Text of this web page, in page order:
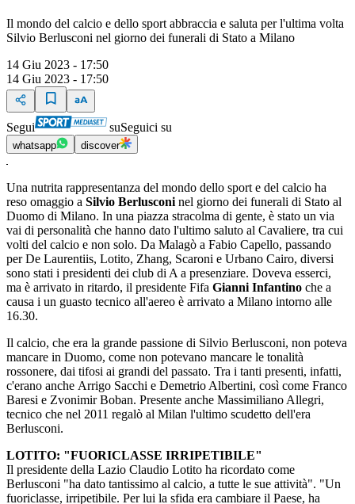
Il mondo del calcio e dello sport abbraccia e saluta per l'ultima volta
Silvio Berlusconi nel giorno dei funerali di Stato a Milano
14 Giu 2023 - 17:50
14 Giu 2023 - 17:50
Segui suSeguici su
whatsapp discover
Una nutrita rappresentanza del mondo dello sport e del calcio ha
reso omaggio a Silvio Berlusconi nel giorno dei funerali di Stato al
Duomo di Milano. In una piazza stracolma di gente, è stato un via
vai di personalità che hanno dato l'ultimo saluto al Cavaliere, tra cui
volti del calcio e non solo. Da Malagò a Fabio Capello, passando
per De Laurentiis, Lotito, Zhang, Scaroni e Urbano Cairo, diversi
sono stati i presidenti dei club di A a presenziare. Doveva esserci,
ma è arrivato in ritardo, il presidente Fifa Gianni Infantino che a
causa i un guasto tecnico all'aereo è arrivato a Milano intorno alle
16.30.
Il calcio, che era la grande passione di Silvio Berlusconi, non poteva
mancare in Duomo, come non potevano mancare le tonalità
rossonere, dai tifosi ai grandi del passato. Tra i tanti presenti, infatti,
c'erano anche Arrigo Sacchi e Demetrio Albertini, così come Franco
Baresi e Zvonimir Boban. Presente anche Massimiliano Allegri,
tecnico che nel 2011 regalò al Milan l'ultimo scudetto dell'era
Berlusconi.
LOTITO: "FUORICLASSE IRRIPETIBILE"
Il presidente della Lazio Claudio Lotito ha ricordato come
Berlusconi "ha dato tantissimo al calcio, a tutte le sue attività". "Un
fuoriclasse, irripetibile. Per lui la sfida era cambiare il Paese, ha